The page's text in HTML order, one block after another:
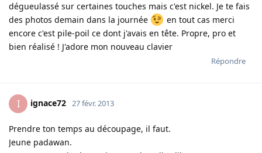
dégueulassé sur certaines touches mais c'est nickel. Je te fais
des photos demain dans la journée
en tout cas merci
encore c'est pile-poil ce dont j'avais en tête. Propre, pro et
bien réalisé ! J'adore mon nouveau clavier
Répondre
I ignace72 27 févr. 2013
Prendre ton temps au découpage, il faut.
Jeune padawan.